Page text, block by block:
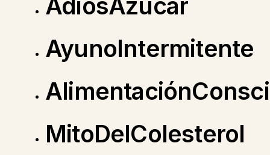
AyunoIntermitente
MitoDelColesterol